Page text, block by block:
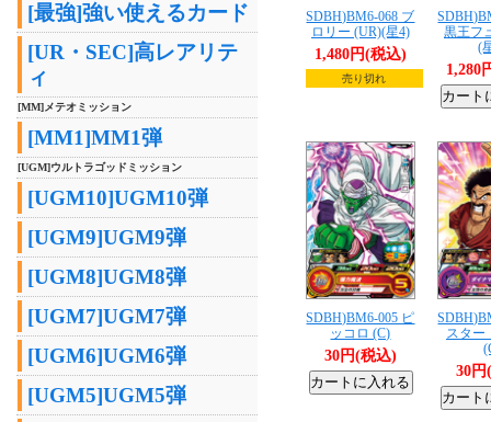
[最強]強い使えるカード
[UR・SEC]高レアリテ
ィ
[MM]メテオミッション
[MM1]MM1弾
[UGM]ウルトラゴッドミッション
[UGM10]UGM10弾
[UGM9]UGM9弾
[UGM8]UGM8弾
[UGM7]UGM7弾
[UGM6]UGM6弾
[UGM5]UGM5弾
SDBH)BM6-068 ブ
ロリー (UR)(星4)
1,480円(税込)
売り切れ
黒王フ
(
1,280
SDBH)BM6-005 ピ
ッコロ (C)
30円(税込)
スター
30円